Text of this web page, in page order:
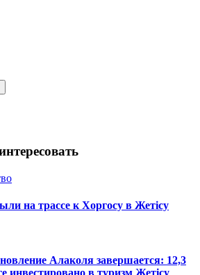
на трассе к Хоргосу в Жетісу
Алаколя завершается: 12,3
инвестировано в туризм Жетісу